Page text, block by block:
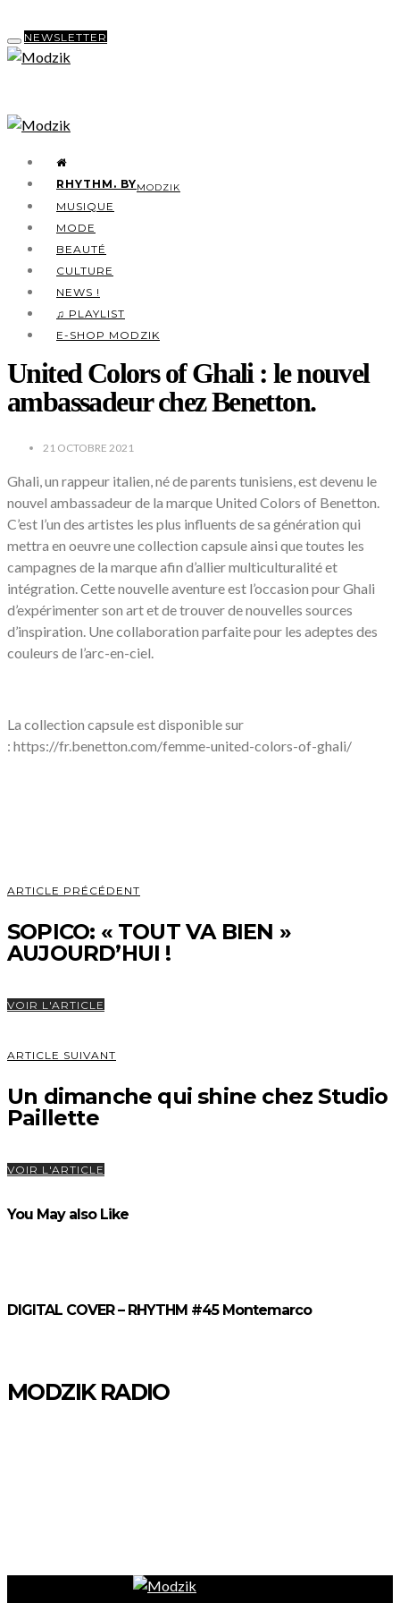
NEWSLETTER
RHYTHM. BYMODZIK
MUSIQUE
MODE
BEAUTÉ
CULTURE
NEWS !
♫ PLAYLIST
E-SHOP MODZIK
United Colors of Ghali : le nouvel
ambassadeur chez Benetton.
21 OCTOBRE 2021
Ghali, un rappeur italien, né de parents tunisiens, est devenu le
nouvel ambassadeur de la marque United Colors of Benetton.
C’est l’un des artistes les plus influents de sa génération qui
mettra en oeuvre une collection capsule ainsi que toutes les
campagnes de la marque afin d’allier multiculturalité et
intégration. Cette nouvelle aventure est l’occasion pour Ghali
d’expérimenter son art et de trouver de nouvelles sources
d’inspiration. Une collaboration parfaite pour les adeptes des
couleurs de l’arc-en-ciel.
La collection capsule est disponible sur
: https://fr.benetton.com/femme-united-colors-of-ghali/
ARTICLE PRÉCÉDENT
SOPICO: « TOUT VA BIEN »
AUJOURD’HUI !
VOIR L'ARTICLE
ARTICLE SUIVANT
Un dimanche qui shine chez Studio
Paillette
VOIR L'ARTICLE
You May also Like
DIGITAL COVER – RHYTHM #45 Montemarco
MODZIK RADIO